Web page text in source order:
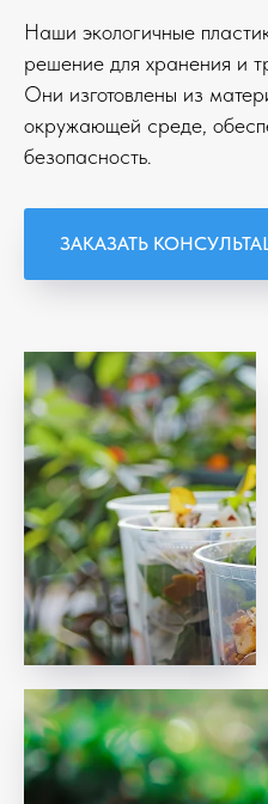
Наши экологичные
решение для хранения и
Они изготовлены из
окружающей среде,
безопасность.
ЗАКАЗАТЬ